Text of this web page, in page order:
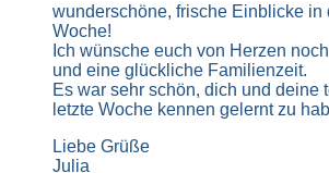
wunderschöne, frische Einblicke in
Woche!
Ich wünsche euch von Herzen
und eine glückliche Familienzeit.
Es war sehr schön, dich und deine
letzte Woche kennen gelernt zu
Liebe Grüße
Julia